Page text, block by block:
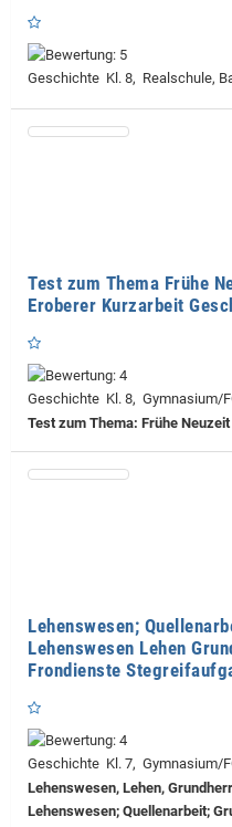
Geschichte Kl. 8, Realschule,
Test zum Thema Frühe
Eroberer Kurzarbeit
Geschichte Kl. 8, Gymnasium/
Test zum Thema: Frühe
Lehenswesen;
Lehenswesen Lehen
Frondienste
Geschichte Kl. 7, Gymnasium/
Lehenswesen, Lehen,
Lehenswesen; Quellenarbeit;